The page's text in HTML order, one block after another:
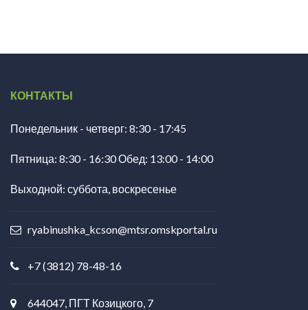
КОНТАКТЫ
Понедельник - четверг: 8:30 - 17:45
Пятница: 8:30 - 16:30 Обед: 13:00 - 14:00
Выходной: суббота, воскресенье
ryabinushka_kcson@mtsr.omskportal.ru
+7 (3812) 78-48-16
644047, ПГТ Козицкого, 7